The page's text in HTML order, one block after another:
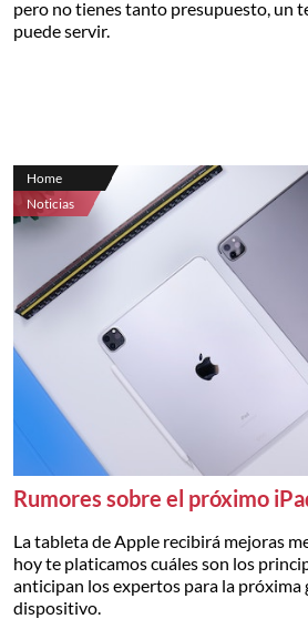
pero no tienes tanto presupuesto, un
puede servir.
Home
Noticias
Rumores sobre el próximo
La tableta de Apple recibirá mejoras
hoy te platicamos cuáles son los
anticipan los expertos para la próxima
dispositivo.